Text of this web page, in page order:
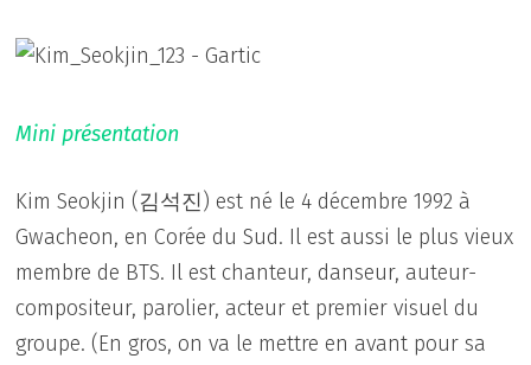
Mini présentation
Kim Seokjin (김석진) est né le 4 décembre 1992 à
Gwacheon, en Corée du Sud. Il est aussi le plus vieux
membre de BTS. Il est chanteur, danseur, auteur-
compositeur, parolier, acteur et premier visuel du
groupe. (En gros, on va le mettre en avant pour sa